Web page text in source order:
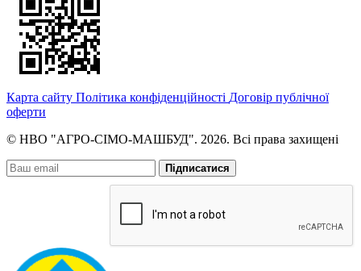
Карта сайту Політика конфіденційності Договір публічної
оферти
© НВО "АГРО-СІМО-МАШБУД". 2026. Всі права захищені
Підписатися